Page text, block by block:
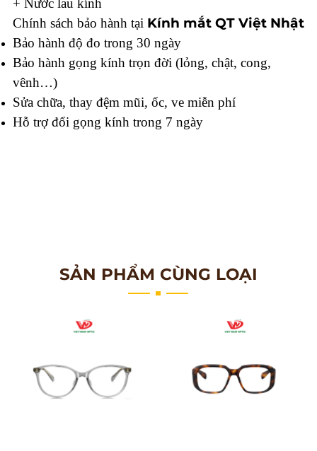
+ Nước lau kính
Chính sách bảo hành tại Kính mắt QT Việt Nhật
Bảo hành độ đo trong 30 ngày
Bảo hành gọng kính trọn đời (lỏng, chật, cong,
vênh…)
Sửa chữa, thay đệm mũi, ốc, ve miễn phí
Hỗ trợ đổi gọng kính trong 7 ngày
SẢN PHẨM CÙNG LOẠI